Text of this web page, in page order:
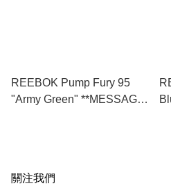
REEBOK Pump Fury 95
"Army Green" **MESSAGE
關注我們